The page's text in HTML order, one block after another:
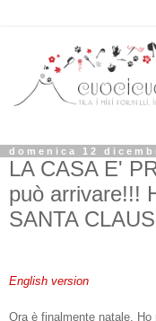
domenica 12
LA CASA E'
può arrivare!!!
SANTA
English version
Ora è finalmente natale.